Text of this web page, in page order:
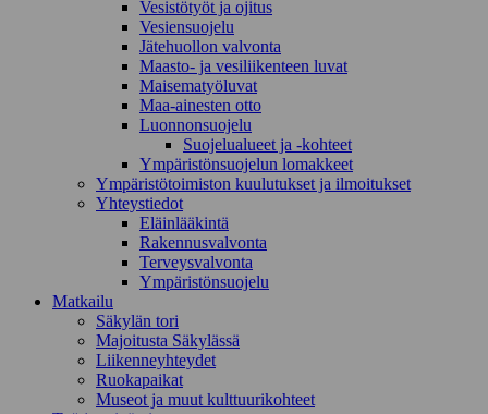
Vesistötyöt ja ojitus
Vesiensuojelu
Jätehuollon valvonta
Maasto- ja vesiliikenteen luvat
Maisematyöluvat
Maa-ainesten otto
Luonnonsuojelu
Suojelualueet ja -kohteet
Ympäristönsuojelun lomakkeet
Ympäristötoimiston kuulutukset ja ilmoitukset
Yhteystiedot
Eläinlääkintä
Rakennusvalvonta
Terveysvalvonta
Ympäristönsuojelu
Mat­kailu
Säkylän tori
Majoitusta Säkylässä
Liikenneyhteydet
Ruokapaikat
Museot ja muut kulttuurikohteet